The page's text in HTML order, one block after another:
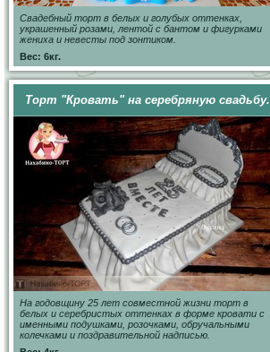
Свадебный торт в белых и голубых оттенках,
украшенный розами, лентой с бантом и фигурками
жениха и невесты под зонтиком.
Вес: 6кг.
Торт "Кровать" на серебряную свадьбу.
На годовщину 25 лет совместной жизни торт в
белых и серебристых оттенках в форме кровати с
именными подушками, розочками, обручальными
колечками и поздравительной надписью.